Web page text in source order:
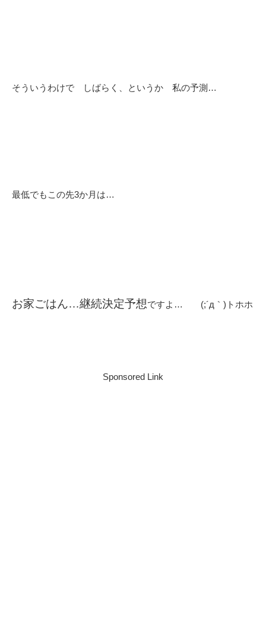
そういうわけで しばらく、というか 私の予測…
最低でもこの先3か月は…
お家ごはん…継続決定予想ですよ… (;´д｀)トホホ
Sponsored Link